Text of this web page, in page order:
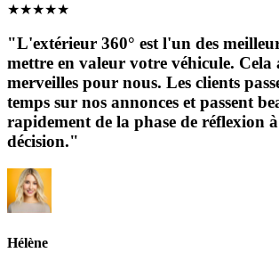
★★★★★
"L'extérieur 360° est l'un des
mettre en valeur votre véhicule. Cela
merveilles pour nous. Les clients
temps sur nos annonces et passent
rapidement de la phase de réflexion
décision."
Hélène